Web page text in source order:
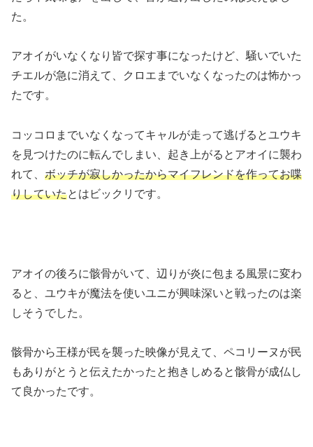
た。
アオイがいなくなり皆で探す事になったけど、騒いでいた
チエルが急に消えて、クロエまでいなくなったのは怖かっ
たです。
コッコロまでいなくなってキャルが走って逃げるとユウキ
を見つけたのに転んでしまい、起き上がるとアオイに襲わ
れて、 ボッチが寂しかったからマイフレンドを作ってお喋
りしていたとはビックリです。
アオイの後ろに骸骨がいて、辺りが炎に包まる風景に変わ
ると、ユウキが魔法を使いユニが興味深いと戦ったのは楽
しそうでした。
骸骨から王様が民を襲った映像が見えて、ペコリーヌが民
もありがとうと伝えたかったと抱きしめると骸骨が成仏し
て良かったです。